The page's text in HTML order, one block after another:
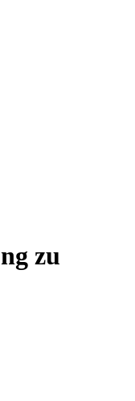
zu